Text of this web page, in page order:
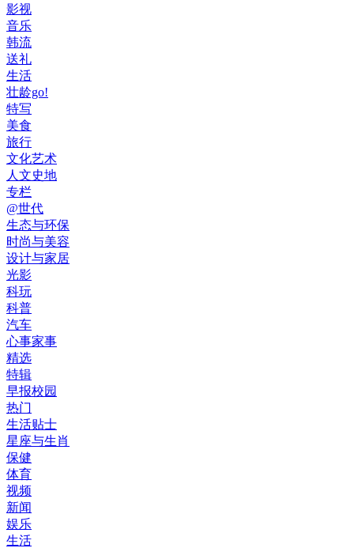
影视
音乐
韩流
送礼
生活
壮龄go!
特写
美食
旅行
文化艺术
人文史地
专栏
@世代
生态与环保
时尚与美容
设计与家居
光影
科玩
科普
汽车
心事家事
精选
特辑
早报校园
热门
生活贴士
星座与生肖
保健
体育
视频
新闻
娱乐
生活